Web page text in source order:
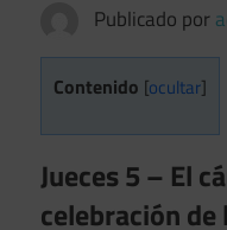
Publicado por
Contenido [ocultar]
Jueces 5 – El
celebración